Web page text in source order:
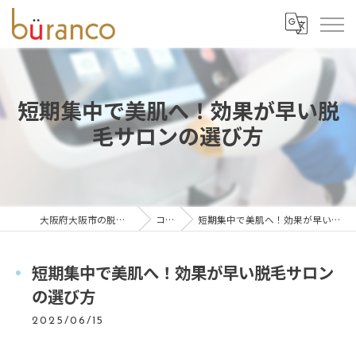
短期集中で美肌へ！効果が早い脱
毛サロンの選び方
大阪府大阪市の脱毛ならbüranco コラム 短期集中で美肌へ！効果が早い脱毛サロンの選び方
短期集中で美肌へ！効果が早い脱毛サロン
の選び方
2025/06/15